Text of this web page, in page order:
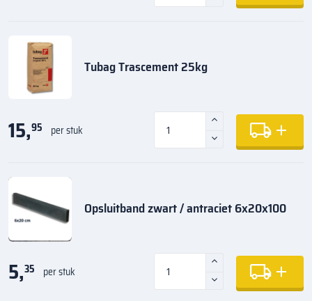
Tubag Trascement 25kg
15,95 per stuk
Opsluitband zwart / antraciet 6x20x100
5,35 per stuk